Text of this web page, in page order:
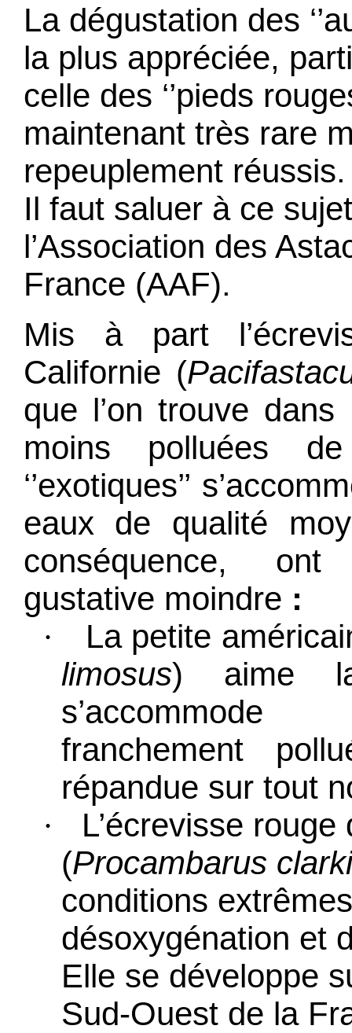
La dégustation des
la plus appréciée,
celle des ‘’pieds
maintenant très rare
repeuplement réussis.
Il faut saluer à ce
l’Association des
France (AAF).
Mis à part
Californie (
que l’on trouve
moins polluées
‘’exotiques’’
eaux de qualité
conséquence,
gustative moindre :
·
La petite
limosus) aime
franchement
répandue sur tout
·
L’écrevisse
(Procambarus
conditions
désoxygénation et
Elle se développe
Sud-Ouest de la